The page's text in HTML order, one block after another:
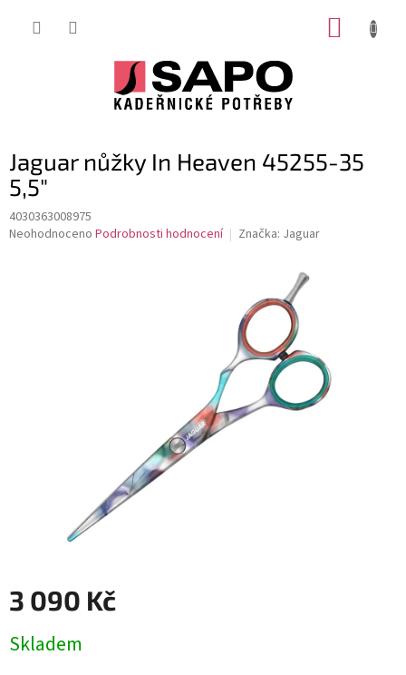
Jaguar nůžky In Heaven 45255-35
5,5"
4030363008975
Průměrné
Neohodnoceno Podrobnosti hodnocení Značka: Jaguar
3 090 Kč
cena:
Skladem